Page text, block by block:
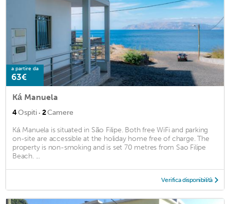
a partire da
63€
Ká Manuela
4Ospiti · 2Camere
Ká Manuela is situated in São Filipe. Both free WiFi and parking
on-site are accessible at the holiday home free of charge. The
property is non-smoking and is set 70 metres from Sao Filipe
Beach. ...
Verifica disponibilità